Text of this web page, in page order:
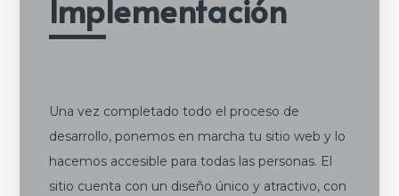
Implementación
Una vez completado todo el proceso de
desarrollo, ponemos en marcha tu sitio web y lo
hacemos accesible para todas las personas. El
sitio cuenta con un diseño único y atractivo, con